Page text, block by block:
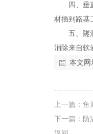
四、垂
材插到路基
五、隧
消除来自软
本文网
上一篇： 鱼
下一篇： 防